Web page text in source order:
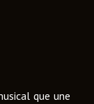
que une